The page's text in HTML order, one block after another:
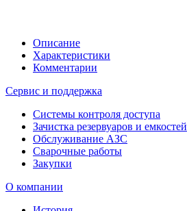
Описание
Характеристики
Комментарии
Сервис и поддержка
Системы контроля доступа
Зачистка резервуаров и емкостей
Обслуживание АЗС
Сварочные работы
Закупки
О компании